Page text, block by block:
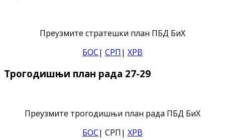
Преузмите стратешки план ПБД БиХ
БОС| СРП | ХРВ
Трогодишњи план рада 27-29
Преузмите трогодишњи план рада ПБД БиХ
БОС| СРП| ХРВ